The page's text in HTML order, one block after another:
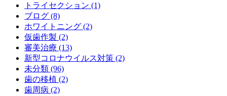
トライセクション (1)
ブログ (8)
ホワイトニング (2)
仮歯作製 (2)
審美治療 (13)
新型コロナウイルス対策 (2)
未分類 (96)
歯の移植 (2)
歯周病 (2)